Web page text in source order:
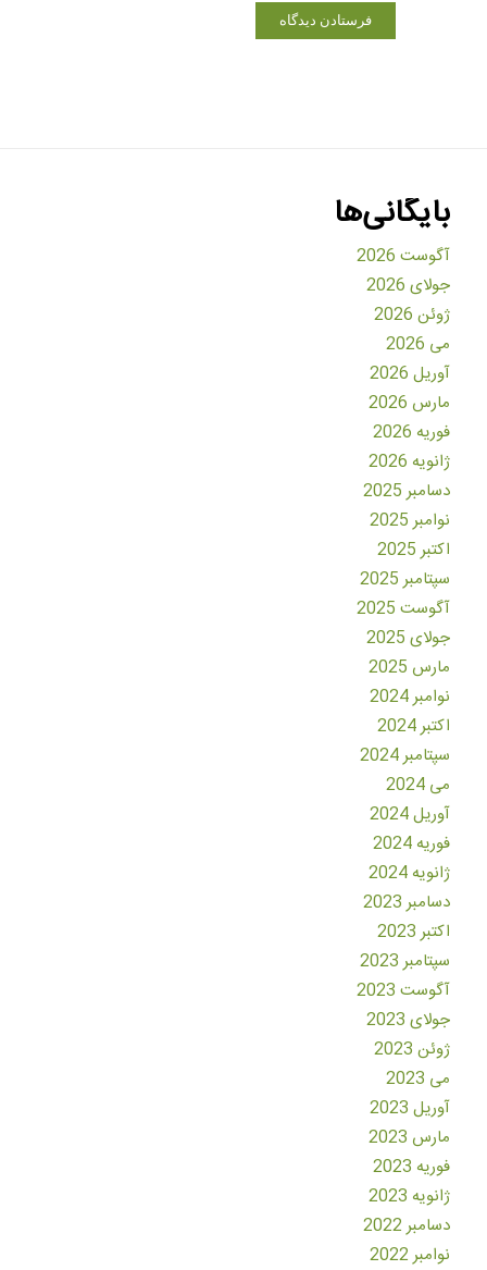
بایگانی‌ها
آگوست 2026
جولای 2026
ژوئن 2026
می 2026
آوریل 2026
مارس 2026
فوریه 2026
ژانویه 2026
دسامبر 2025
نوامبر 2025
اکتبر 2025
سپتامبر 2025
آگوست 2025
جولای 2025
مارس 2025
نوامبر 2024
اکتبر 2024
سپتامبر 2024
می 2024
آوریل 2024
فوریه 2024
ژانویه 2024
دسامبر 2023
اکتبر 2023
سپتامبر 2023
آگوست 2023
جولای 2023
ژوئن 2023
می 2023
آوریل 2023
مارس 2023
فوریه 2023
ژانویه 2023
دسامبر 2022
نوامبر 2022